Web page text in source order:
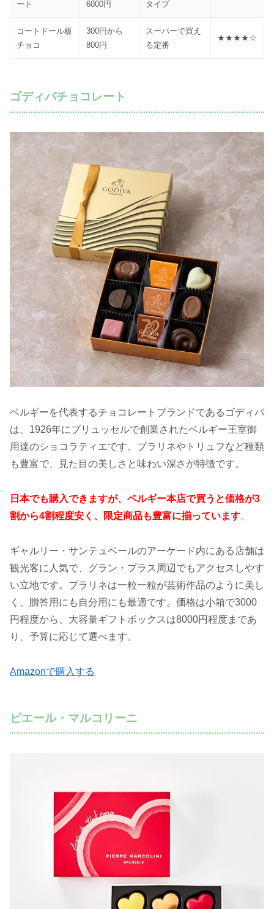
ート 6000円 タイプ
コートドール板
チョコ
300円から
800円
スーパーで買え
る定番
★★★★☆
ゴディバチョコレート
ベルギーを代表するチョコレートブランドであるゴディバ
は、1926年にブリュッセルで創業されたベルギー王室御
用達のショコラティエです。プラリネやトリュフなど種類
も豊富で、見た目の美しさと味わい深さが特徴です。
日本でも購入できますが、ベルギー本店で買うと価格が3
割から4割程度安く、限定商品も豊富に揃っています。
ギャルリー・サンテュベールのアーケード内にある店舗は
観光客に人気で、グラン・プラス周辺でもアクセスしやす
い立地です。プラリネは一粒一粒が芸術作品のように美し
く、贈答用にも自分用にも最適です。価格は小箱で3000
円程度から、大容量ギフトボックスは8000円程度まであ
り、予算に応じて選べます。
Amazonで購入する
ピエール・マルコリーニ